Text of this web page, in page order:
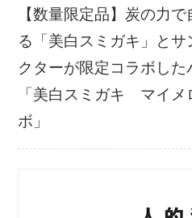
【数量限定品】炭の力
る「美白スミガキ」と
クターが限定コラボした
「美白スミガキ マイメ
ボ」